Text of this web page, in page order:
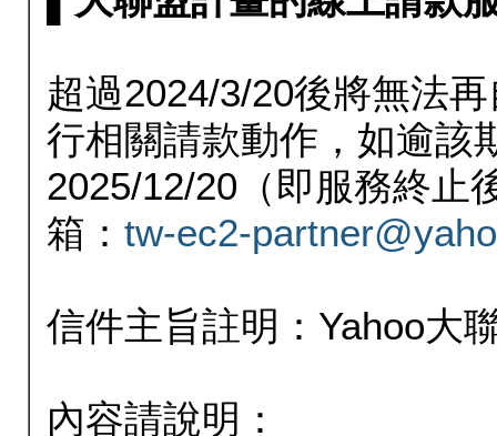
超過2024/3/20後將無法
行相關請款動作，如逾該
2025/12/20（即服務終止
箱： tw-ec2-
信件主旨註明：Yahoo大
內容請說明：